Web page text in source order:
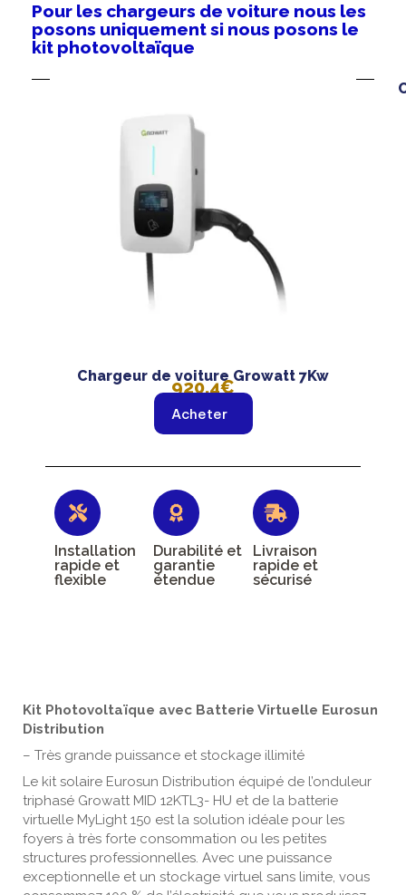
Pour les chargeurs de voiture nous les
posons uniquement si nous posons le
kit photovoltaïque
Chargeur de voiture Growatt 7Kw
920,4€
Acheter
Installation
rapide et
flexible
Durabilité et
garantie
étendue
Livraison
rapide et
sécurisé
Kit Photovoltaïque avec Batterie Virtuelle Eurosun
Distribution
– Très grande puissance et stockage illimité
Le kit solaire Eurosun Distribution équipé de l’onduleur
triphasé Growatt MID 12KTL3- HU et de la batterie
virtuelle MyLight 150 est la solution idéale pour les
foyers à très forte consommation ou les petites
structures professionnelles. Avec une puissance
exceptionnelle et un stockage virtuel sans limite, vous